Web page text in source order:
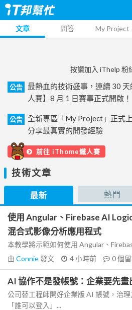
文章 問答 My Project
按讚加入 iThelp 粉
公告
最熱血的技術盛事，連續 30
人賽】8 月 1 日賽事正式開啟！
公告
全新專區「My Project」正式
分享最真實的開發經驗
前往 iThome鐵人賽
技術文章
最新 熱門
使用 Angular、Firebase AI
混合式影像分析應用程式
本教學將示範如何使用 Angular、
由 Connie發文 4 小時前 0個
AI 協作不是發帳號：企業要先
公司替工程師開好企業版 AI 帳號，治
「誰可以登入」...